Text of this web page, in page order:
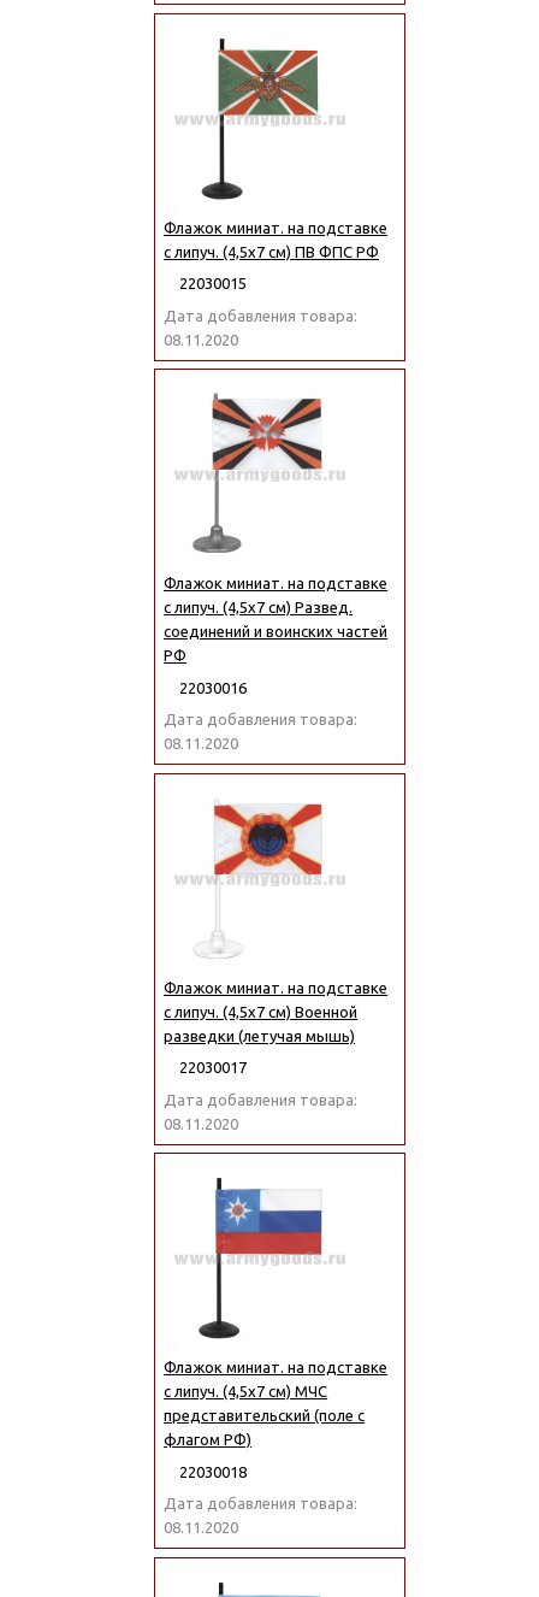
Флажок миниат. на подставке
с липуч. (4,5х7 см) ПВ ФПС РФ
22030015
Дата добавления товара:
08.11.2020
Флажок миниат. на подставке
с липуч. (4,5х7 см) Развед.
соединений и воинских частей
РФ
22030016
Дата добавления товара:
08.11.2020
Флажок миниат. на подставке
с липуч. (4,5х7 см) Военной
разведки (летучая мышь)
22030017
Дата добавления товара:
08.11.2020
Флажок миниат. на подставке
с липуч. (4,5х7 см) МЧС
представительский (поле с
флагом РФ)
22030018
Дата добавления товара:
08.11.2020